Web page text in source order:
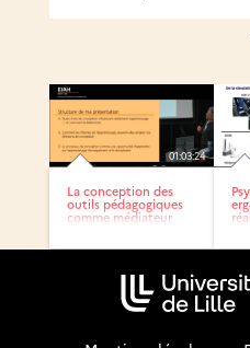
01:03:24
La conception des
outils pédagogiques
comme médiateur